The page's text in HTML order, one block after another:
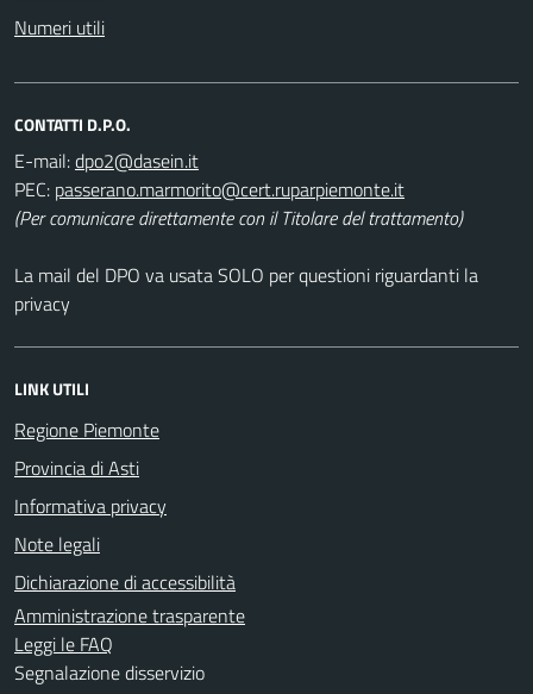
Numeri utili
CONTATTI D.P.O.
E-mail:
PEC:
(Per comunicare direttamente con il Titolare del trattamento)
La mail del DPO va usata SOLO per questioni riguardanti la
privacy
LINK UTILI
Regione Piemonte
Provincia di Asti
Informativa privacy
Note legali
Dichiarazione di accessibilità
Amministrazione trasparente
Leggi le FAQ
Segnalazione disservizio